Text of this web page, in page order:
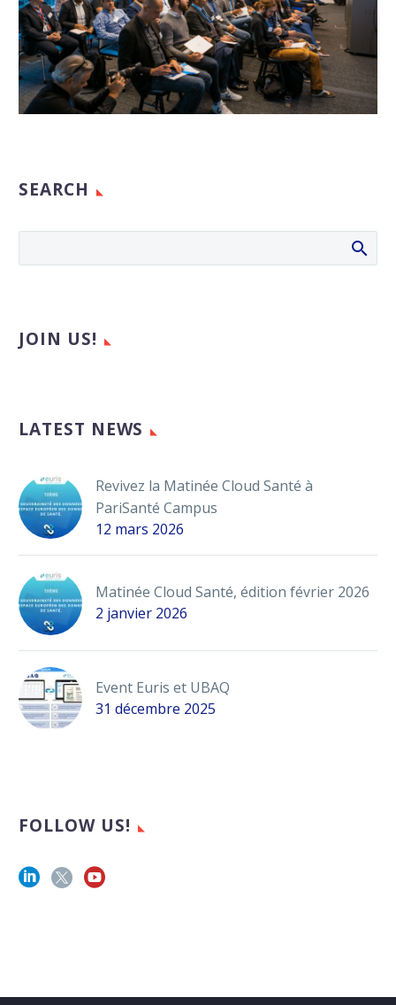
SEARCH
JOIN US!
LATEST NEWS
Revivez la Matinée Cloud Santé à
PariSanté Campus
12 mars 2026
Matinée Cloud Santé, édition février 2026
2 janvier 2026
Event Euris et UBAQ
31 décembre 2025
FOLLOW US!